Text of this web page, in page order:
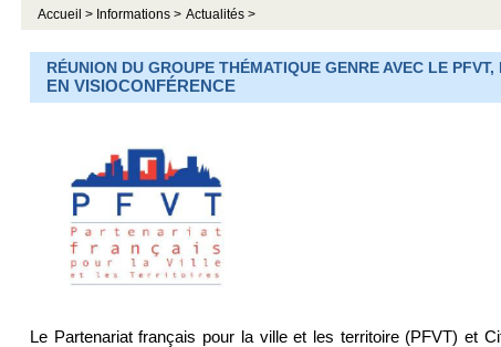
Accueil > Informations > Actualités >
RÉUNION DU GROUPE THÉMATIQUE GENRE AVEC LE
EN VISIOCONFÉRENCE
Le Partenariat français pour la ville et les territoire (PFVT) et